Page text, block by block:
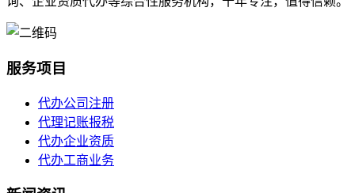
服务项目
代办公司注册
代理记账报税
代办企业资质
代办工商业务